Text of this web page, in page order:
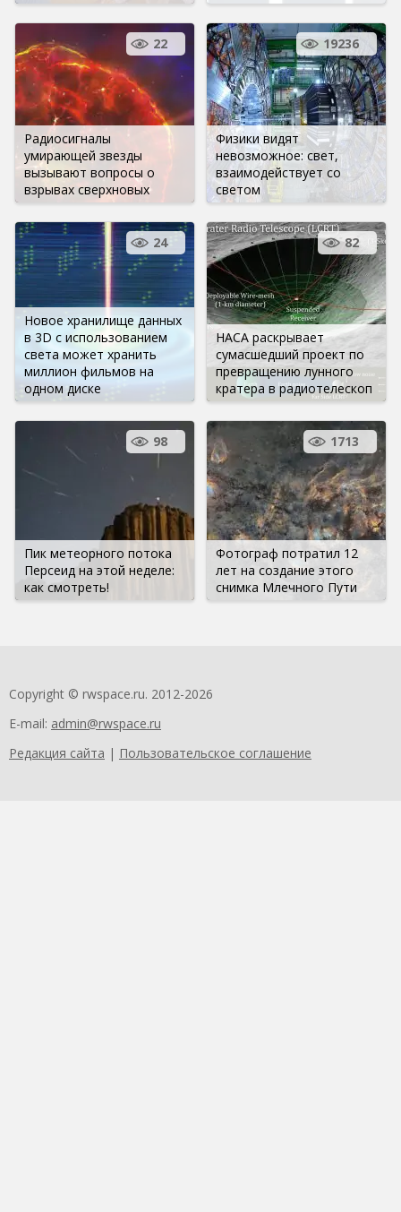
Радиосигналы
умирающей звезды
вызывают вопросы о
взрывах сверхновых
22
Физики видят
невозможное: свет,
взаимодействует со
светом
19236
Новое хранилище данных
в 3D с использованием
света может хранить
миллион фильмов на
одном диске
24
НАСА раскрывает
сумасшедший проект по
превращению лунного
кратера в радиотелескоп
82
Пик метеорного потока
Персеид на этой неделе:
как смотреть!
98
Фотограф потратил 12
лет на создание этого
снимка Млечного Пути
1713
Copyright © rwspace.ru. 2012-2026
E-mail: admin@rwspace.ru
Редакция сайта | Пользовательское соглашение